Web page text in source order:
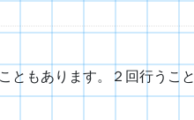
ともあります。２回行うこと